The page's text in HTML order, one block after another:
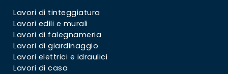
Lavori di tinteggiatura
Lavori edili e murali
Lavori di falegnameria
Lavori di giardinaggio
Lavori elettrici e idraulici
Lavori di casa